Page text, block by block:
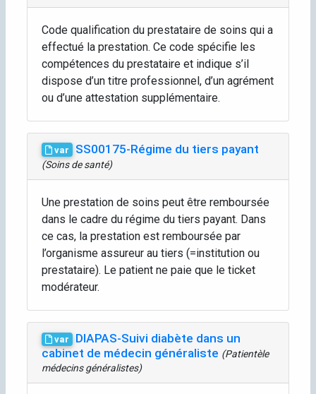
Code qualification du prestataire de soins qui a
effectué la prestation. Ce code spécifie les
compétences du prestataire et indique s’il
dispose d’un titre professionnel, d’un agrément
ou d’une attestation supplémentaire.
var SS00175-Régime du tiers payant
(Soins de santé)
Une prestation de soins peut être remboursée
dans le cadre du régime du tiers payant. Dans
ce cas, la prestation est remboursée par
l’organisme assureur au tiers (=institution ou
prestataire). Le patient ne paie que le ticket
modérateur.
var
DIAPAS-Suivi diabète dans un
cabinet de médecin généraliste (Patientèle
médecins généralistes)